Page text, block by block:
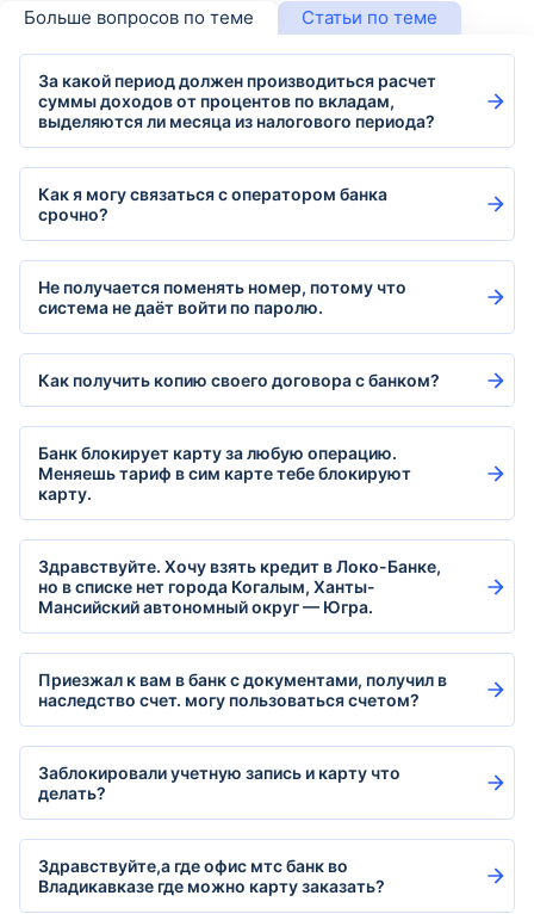
Больше вопросов по теме Статьи по теме
За какой период должен производиться расчет
суммы доходов от процентов по вкладам,
выделяются ли месяца из налогового периода?
Как я могу связаться с оператором банка
срочно?
Не получается поменять номер, потому что
система не даёт войти по паролю.
Как получить копию своего договора с банком?
Банк блокирует карту за любую операцию.
Меняешь тариф в сим карте тебе блокируют
карту.
Здравствуйте. Хочу взять кредит в Локо-Банке,
но в списке нет города Когалым, Ханты-
Мансийский автономный округ — Югра.
Приезжал к вам в банк с документами, получил в
наследство счет. могу пользоваться счетом?
Заблокировали учетную запись и карту что
делать?
Здравствуйте,а где офис мтс банк во
Владикавказе где можно карту заказать?